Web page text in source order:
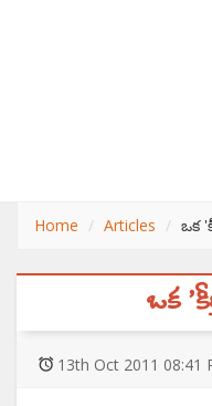
Home Articles ఒక
ఒక
13th Oct 2011 08:41